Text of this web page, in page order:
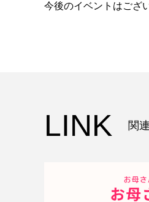
今後のイベントはござ
LINK 関